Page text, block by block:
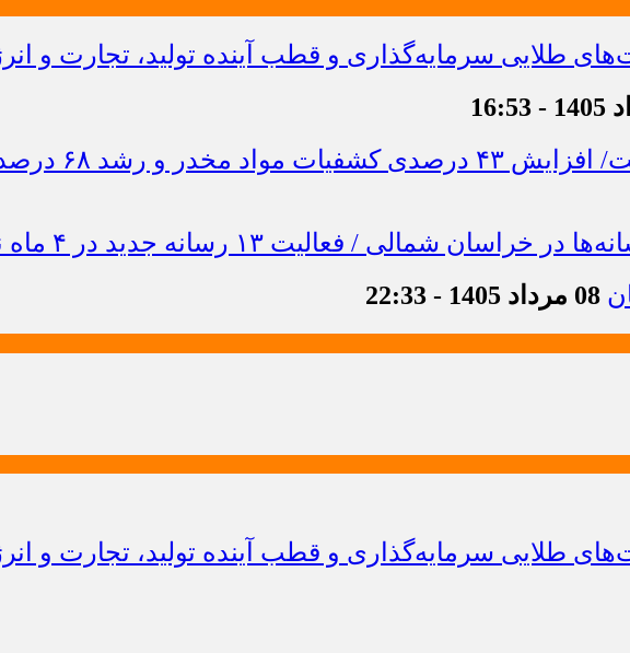
طلایی سرمایه‌گذاری و قطب آینده تولید، تجارت و
کشف سرقت در خراسان شمالی
08 مرداد 1405 - 22:33
طلایی سرمایه‌گذاری و قطب آینده تولید، تجارت و